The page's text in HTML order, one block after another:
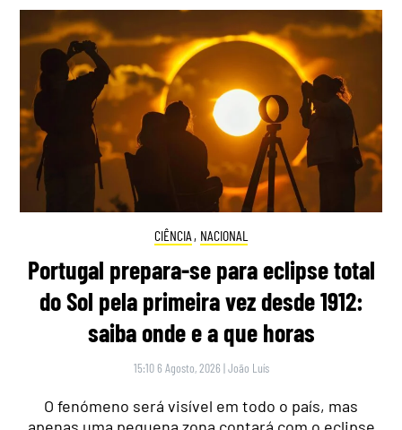
CIÊNCIA , NACIONAL
Portugal prepara-se para eclipse total
do Sol pela primeira vez desde 1912:
saiba onde e a que horas
15:10 6 Agosto, 2026 |João Luís
O fenómeno será visível em todo o país, mas